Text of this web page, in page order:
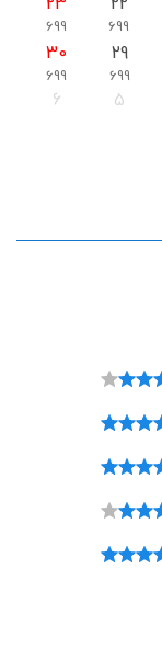
22
699
23
699
29
699
30
699
5
6